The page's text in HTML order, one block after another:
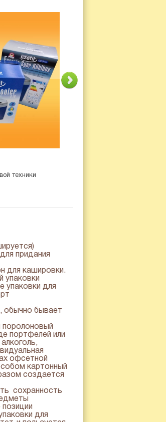
техники
придания
для кашировки.
упаковки
упаковки для
обычно бывает
поролоновый
портфелей или
офсетной
картонный
создается
сохранность
для